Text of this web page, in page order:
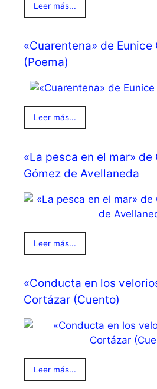
Leer más...
«Cuarentena» de Eunice
(Poema)
Leer más...
«La pesca en el mar» de
Gómez de Avellaneda
Leer más...
«Conducta en los
Cortázar (Cuento)
Leer más...